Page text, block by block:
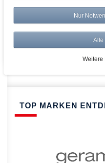
Risikolos: 14
Über 20.000
Schnelle Lieferung
TOP MARKEN
Nur
Alle
Weitere